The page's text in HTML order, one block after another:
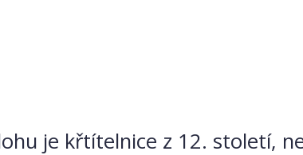
je křtítelnice z 12. století,